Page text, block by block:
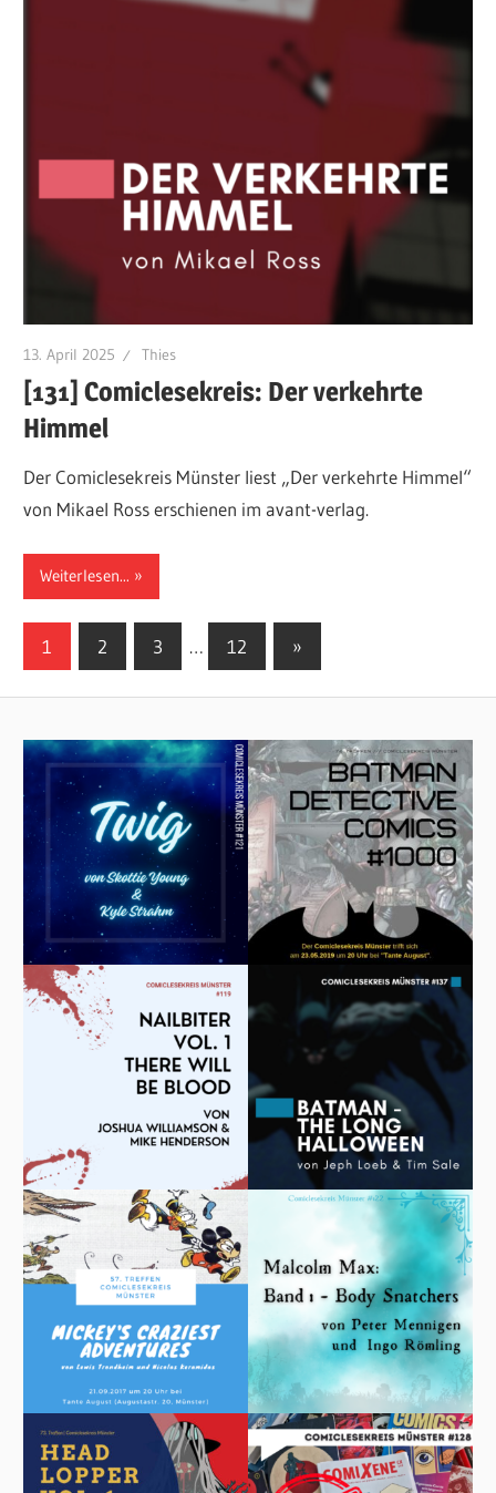
13. April 2025 Thies
[131] Comiclesekreis: Der verkehrte
Himmel
Der Comiclesekreis Münster liest „Der verkehrte Himmel“
von Mikael Ross erschienen im avant-verlag.
Weiterlesen...
Seitennummerierung
1 2 3 … 12
Nächste
Beiträge
»